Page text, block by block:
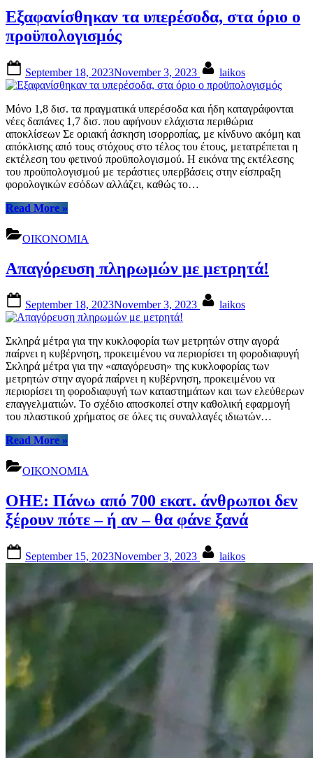
από
αύριο
σε
ανηλίκους
–
Η
διαδικασία
για
την
απόκτησή
του”
Εξαφανίσθηκαν τα υπερέσοδα, στα όριο ο
προϋπολογισμός
on
September 18, 2023November 3, 2023 laikos
Μόνο 1,8 δισ. τα πραγματικά υπερέσοδα και ήδη καταγράφονται
νέες δαπάνες 1,7 δισ. που αφήνουν ελάχιστα περιθώρια
αποκλίσεων Σε οριακή άσκηση ισορροπίας, με κίνδυνο ακόμη και
απόκλισης από τους στόχους στο τέλος του έτους, μετατρέπεται η
εκτέλεση του φετινού προϋπολογισμού. Η εικόνα της εκτέλεσης
του προϋπολογισμού με τεράστιες υπερβάσεις στην είσπραξη
φορολογικών εσόδων αλλάζει, καθώς το…
Read More“Εξαφανίσθηκαν
υπερέσοδα,
στα
ο
»
ΟΙΚΟΝΟΜΙΑ
Απαγόρευση πληρωμών με μετρητά!
on
September 18, 2023November 3, 2023 laikos
Σκληρά μέτρα για την κυκλοφορία των μετρητών στην αγορά
παίρνει η κυβέρνηση, προκειμένου να περιορίσει τη φοροδιαφυγή
Σκληρά μέτρα για την «απαγόρευση» της κυκλοφορίας των
μετρητών στην αγορά παίρνει η κυβέρνηση, προκειμένου να
περιορίσει τη φοροδιαφυγή των καταστημάτων και των ελεύθερων
επαγγελματιών. Το σχέδιο αποσκοπεί στην καθολική εφαρμογή
του πλαστικού χρήματος σε όλες τις συναλλαγές ιδιωτών…
Read More“Απαγόρευση
με
μετρητά!”
»
ΟΙΚΟΝΟΜΙΑ
ΟΗΕ: Πάνω από 700 εκατ. άνθρωποι δεν
ξέρουν πότε – ή αν – θα φάνε ξανά
on
September 15, 2023November 3, 2023 laikos